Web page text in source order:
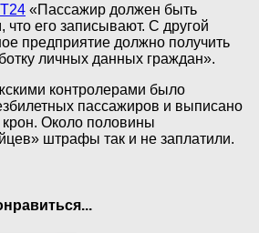
«Пассажир должен быть
его записывают. С другой
предприятие должно получить
личных данных граждан».
контролерами было
пассажиров и выписано
Около половины
штрафы так и не заплатили.